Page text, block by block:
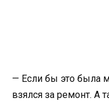
— Если бы это была
взялся за ремонт. А